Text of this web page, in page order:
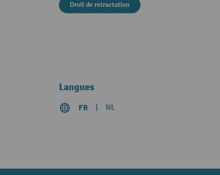
Droit de retractation
Langues
FR NL